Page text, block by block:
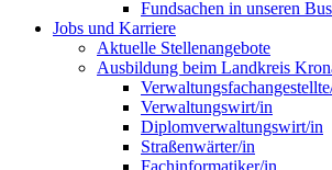
Fundsachen in unseren
Jobs und Karriere
Aktuelle Stellenangebote
Ausbildung beim Landkreis
Verwaltungswirt/in
Diplomverwaltungswirt/in
Straßenwärter/in
Fachinformatiker/in